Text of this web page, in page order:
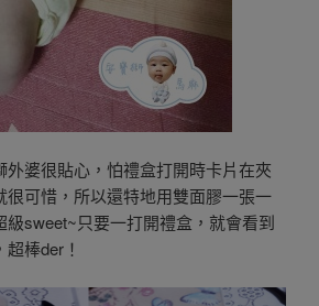
外婆很貼心，怕禮盒打開時卡片在夾
很可惜，所以還特地用雙面膠一張一
級sweet~只要一打開禮盒，就會看到
棒der！